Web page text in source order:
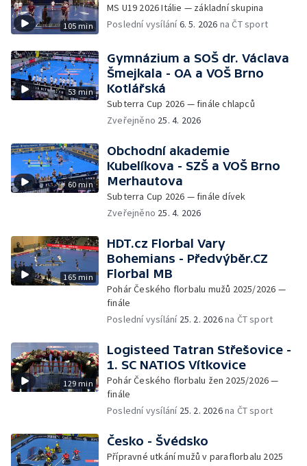
105 min
MS U19 2026 Itálie — základní skupina
Poslední vysílání6. 5. 2026 na ČT sport
53 min
Gymnázium a SOŠ dr. Václava
Šmejkala - OA a VOŠ Brno
Kotlářská
Subterra Cup 2026 — finále chlapců
Zveřejněno 25. 4. 2026
60 min
Obchodní akademie
Kubelíkova - SZŠ a VOŠ Brno
Merhautova
Subterra Cup 2026 — finále dívek
Zveřejněno 25. 4. 2026
165 min
HDT.cz Florbal Vary
Bohemians - Předvýběr.CZ
Florbal MB
Pohár Českého florbalu mužů 2025/2026 —
finále
Poslední vysílání 25. 2. 2026na ČT sport
129 min
Logisteed Tatran Střešovice -
1. SC NATIOS Vítkovice
Pohár Českého florbalu žen 2025/2026 —
finále
Poslední vysílání 25. 2. 2026na ČT sport
Česko - Švédsko
Přípravné utkání mužů v paraflorbalu 2025